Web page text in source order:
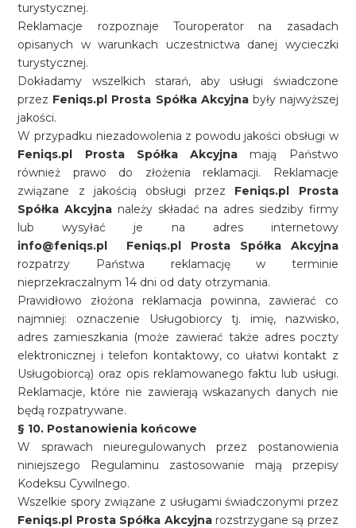
turystycznej.
Reklamacje rozpoznaje Touroperator na zasadach
opisanych w warunkach uczestnictwa danej wycieczki
turystycznej.
Dokładamy wszelkich starań, aby usługi świadczone
przez Feniqs.pl Prosta Spółka Akcyjnabyły najwyższej
jakości.
W przypadku niezadowolenia z powodu jakości obsługi w
Feniqs.pl Prosta Spółka Akcyjna mają Państwo
również prawo do złożenia reklamacji. Reklamacje
związane z jakością obsługi przez Feniqs.pl Prosta
Spółka Akcyjna należy składać na adres siedziby firmy
lub wysyłać je na adres internetowy
info@feniqs.pl
Feniqs.pl Prosta Spółka Akcyjna
rozpatrzy Państwa reklamację w terminie
nieprzekraczalnym 14 dni od daty otrzymania.
Prawidłowo złożona reklamacja powinna, zawierać co
najmniej: oznaczenie Usługobiorcy tj. imię, nazwisko,
adres zamieszkania (może zawierać także adres poczty
elektronicznej i telefon kontaktowy, co ułatwi kontakt z
Usługobiorcą) oraz opis reklamowanego faktu lub usługi.
Reklamacje, które nie zawierają wskazanych danych nie
będą rozpatrywane.
§ 10. Postanowienia końcowe
W sprawach nieuregulowanych przez postanowienia
niniejszego Regulaminu zastosowanie mają przepisy
Kodeksu Cywilnego.
Wszelkie spory związane z usługami świadczonymi przez
Feniqs.pl Prosta Spółka Akcyjnarozstrzygane są przez